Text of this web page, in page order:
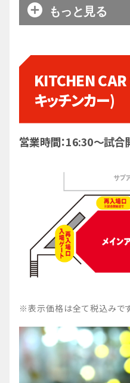
1,300円
茨城県産のさつまいも
ィングしました！デザ
たりです。
【New!】塩キャラメ
ー)
もっと見る
食べやすいおにぎらず
子さまにもおすすめの
西村文男「ごちそうふ
800円
KITCHEN
キッチンカー)
営業時間：16:30～試合
※表示価格は全て税込みで